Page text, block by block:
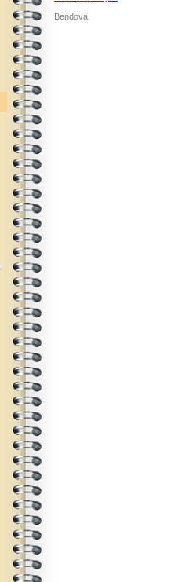
Bendova